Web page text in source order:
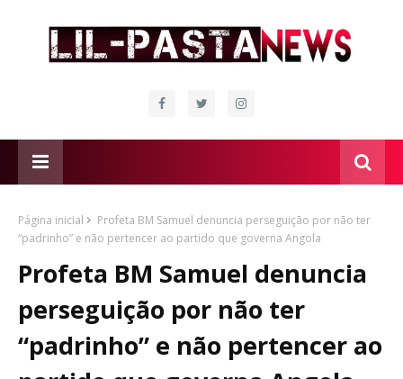
Página inicial
Profeta BM Samuel denuncia perseguição por não ter
“padrinho” e não pertencer ao partido que governa Angola
Profeta BM Samuel denuncia
perseguição por não ter
“padrinho” e não pertencer ao